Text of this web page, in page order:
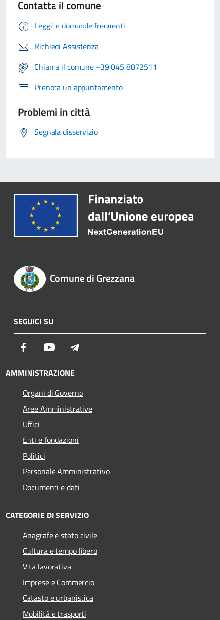
Contatta il comune
Leggi le domande frequenti
Richiedi Assistenza
Chiama il comune +39 045 8872511
Prenota un appuntamento
Problemi in città
Segnala disservizio
Comune di Grezzana
SEGUICI SU
Facebook Youtube
AMMINISTRAZIONE
Organi di Governo
Aree Amministrative
Uffici
Enti e fondazioni
Politici
Personale Amministrativo
Documenti e dati
CATEGORIE DI SERVIZIO
Anagrafe e stato civile
Cultura e tempo libero
Vita lavorativa
Imprese e Commercio
Catasto e urbanistica
Mobilità e trasporti